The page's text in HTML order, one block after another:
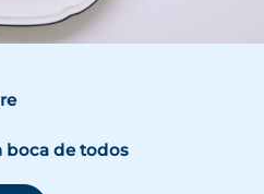
boca de todos